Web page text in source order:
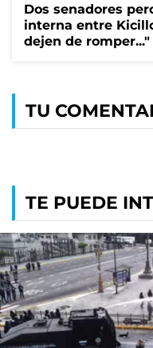
Dos senadores
interna entre
dejen de romper..."
TU
TE PUEDE